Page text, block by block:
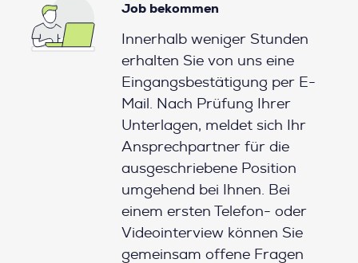
Job bekommen
Innerhalb weniger Stunden
erhalten Sie von uns eine
Eingangsbestätigung per E-
Mail. Nach Prüfung Ihrer
Unterlagen, meldet sich Ihr
Ansprechpartner für die
ausgeschriebene Position
umgehend bei Ihnen. Bei
einem ersten Telefon- oder
Videointerview können Sie
gemeinsam offene Fragen